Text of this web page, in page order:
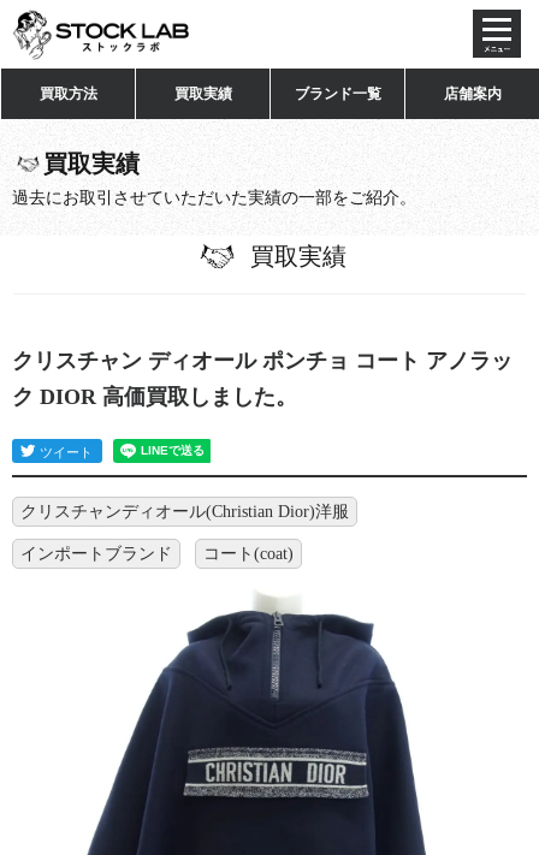
買取方法 買取実績 ブランド一覧 店舗案内
買取実績
過去にお取引させていただいた実績の一部をご紹介。
買取実績
クリスチャン ディオール ポンチョ コート アノラッ
ク DIOR 高価買取しました。
クリスチャンディオール(Christian Dior)洋服
インポートブランド コート(coat)